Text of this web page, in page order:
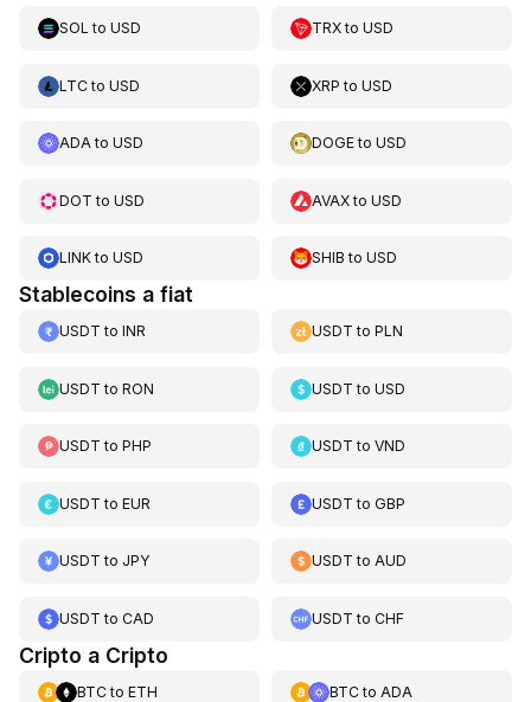
SOL to USD TRXtoUSD
LTCto USD XRP toUSD
ADAto USD DOGEtoUSD
DOT to USD AVAXtoUSD
LINKto USD SHIB toUSD
Stablecoins a fiat
USDT to INR USDT toPLN
USDT to RON USDT toUSD
USDT to PHP USDT toVND
USDT to EUR USDT toGBP
USDT to JPY USDT toAUD
USDT to CAD USDT toCHF
Cripto a Cripto
BTCto ETH BTCto ADA